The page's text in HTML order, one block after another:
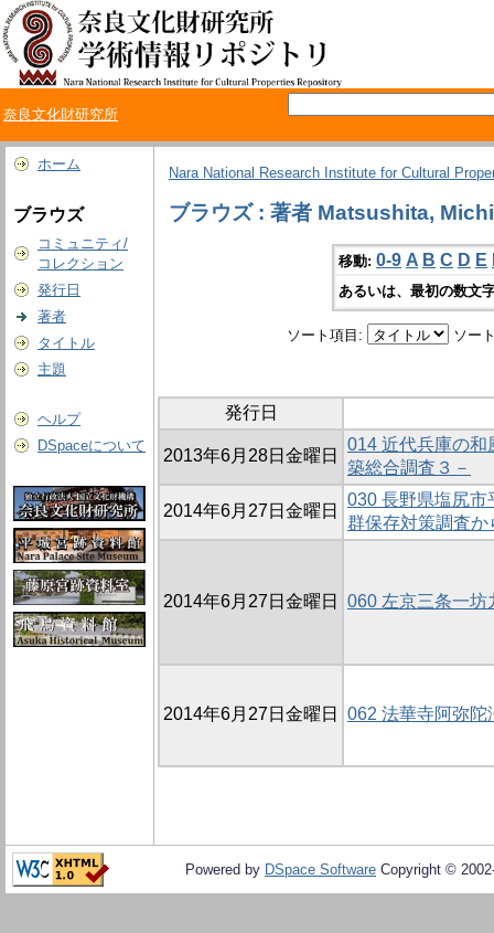
奈良文化財研究所
ホーム
ブラウズ
コミュニティ/
コレクション
発行日
著者
タイトル
主題
ヘルプ
DSpaceについて
Nara National Research Institute for Cultural
ブラウズ : 著者 Matsushita,
移動: 0-9 A B C D E
あるいは、最初の数文
ソート項目: ソー
発行日
2013年6月28日金曜日
014 近代兵庫の和
築総合調査３－
2014年6月27日金曜日
030 長野県塩尻
群保存対策調査か
2014年6月27日金曜日 060 左京三条一坊
2014年6月27日金曜日 062 法華寺阿弥陀
Powered by DSpace Software Copyright ©